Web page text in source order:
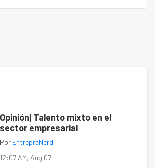
Opinión| Talento mixto en el
sector empresarial
Por EntrepreNerd
12:07 AM, Aug 07